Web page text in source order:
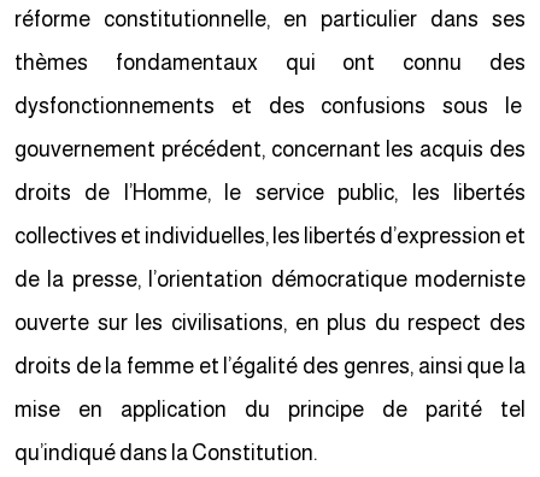
réforme constitutionnelle, en particulier dans ses
thèmes fondamentaux qui ont connu des
dysfonctionnements et des confusions sous le
gouvernement précédent, concernant les acquis des
droits de l’Homme, le service public, les libertés
collectives et individuelles, les libertés d’expression et
de la presse, l’orientation démocratique moderniste
ouverte sur les civilisations, en plus du respect des
droits de la femme et l’égalité des genres, ainsi que la
mise en application du principe de parité tel
qu’indiqué dans la Constitution.